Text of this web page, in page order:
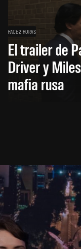
HACE 2 HORAS
El trailer de
Driver y
mafia rusa